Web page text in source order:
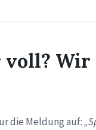
voll?
die Meldung auf: